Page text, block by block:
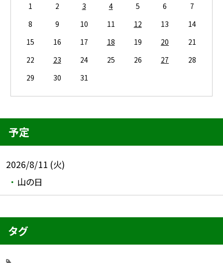
1 2 3 4 5 6
7
8
9 10 11 12 13
14
15
16 17 18 19 20
21
22
23 24 25 26 27
28
29
30 31
予定
2026/8/11 (火)
山の日
タグ